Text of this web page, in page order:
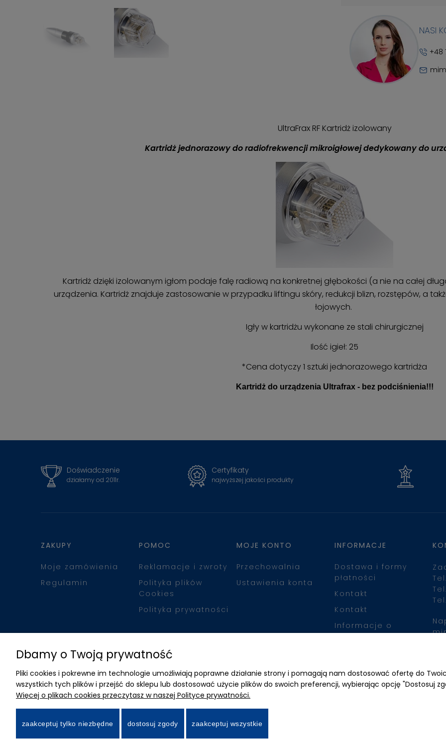
NASI
+48
UltraFrax RF Kartridż izolowany
Kartridż jednorazowy do radiofrekwencji mikroigłowej dedykowany do
Kartridż dzięki izolowanym igłom podaje falę radiową na konkretnej głębokości (a nie na całej
urządzenia. Kartridż znajduje zastosowanie w przypadku liftingu skóry, redukcji blizn, rozstępów, a
łojowych.
Igły w kartridżu wykonane ze stali chirurgicznej
Ilość igieł: 25
*Cena dotyczy 1 sztuki jednorazowego kartridża
Kartridż do urządzenia Ultrafrax - bez podciśnienia!!!
Doświadczenie
działamy od 2011r.
Certyfikaty
najwyższej jakości produkty
ZAKUPY
Moje zamówienia
Regulamin
POMOC
Reklamacje i zwroty
Polityka plików
Cookies
Polityka prywatności
MOJE KONTO
Przechowalnia
Ustawienia konta
INFORMACJE
Dostawa i formy
płatności
Kontakt
Kontakt
Informacje o
Dbamy o Twoją prywatność
Pliki cookies i pokrewne im technologie umożliwiają poprawne działanie strony i pomagają nam dostosować ofertę do
wszystkich tych plików i przejść do sklepu lub dostosować użycie plików do swoich preferencji, wybierając opcję "Dostosuj
Więcej o plikach cookies przeczytasz w naszej Polityce prywatności.
zaakceptuj tylko niezbędne dostosuj zgody zaakceptuj wszystkie